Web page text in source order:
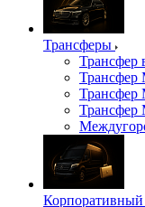
Трансферы
Трансфер
Трансфер
Корпоративный